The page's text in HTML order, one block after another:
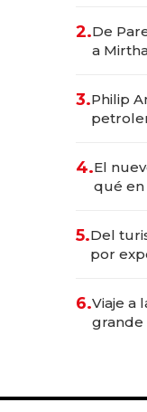
las
2.De
a
3.Philip
Fénix
4.El
qué en
5.Del
por
6.Viaje a
grande